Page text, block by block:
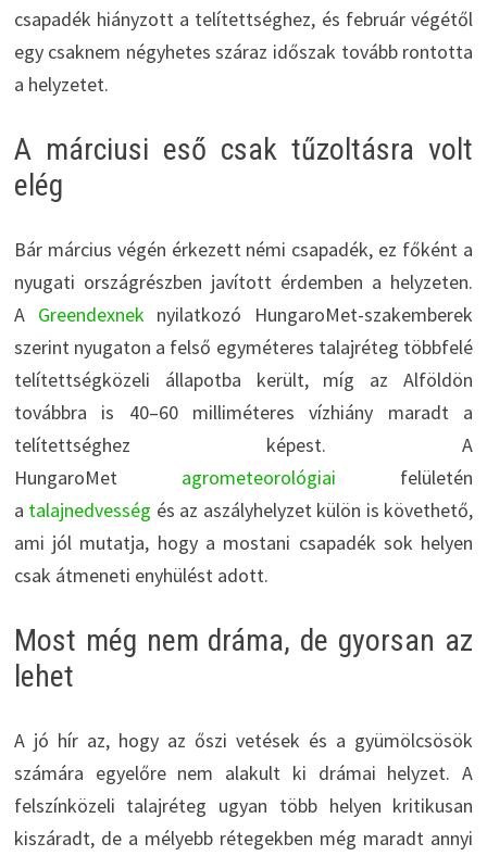
csapadék hiányzott a telítettséghez, és február végétől
egy csaknem négyhetes száraz időszak tovább rontotta
a helyzetet.
A márciusi eső csak tűzoltásra volt
elég
Bár március végén érkezett némi csapadék, ez főként a
nyugati országrészben javított érdemben a helyzeten.
A Greendexnek nyilatkozó HungaroMet-szakemberek
szerint nyugaton a felső egyméteres talajréteg többfelé
telítettségközeli állapotba került, míg az Alföldön
továbbra is 40–60 milliméteres vízhiány maradt a
telítettséghez képest. A
HungaroMet agrometeorológiai felületén
a talajnedvesség és az aszályhelyzet külön is követhető,
ami jól mutatja, hogy a mostani csapadék sok helyen
csak átmeneti enyhülést adott.
Most még nem dráma, de gyorsan az
lehet
A jó hír az, hogy az őszi vetések és a gyümölcsösök
számára egyelőre nem alakult ki drámai helyzet. A
felszínközeli talajréteg ugyan több helyen kritikusan
kiszáradt, de a mélyebb rétegekben még maradt annyi